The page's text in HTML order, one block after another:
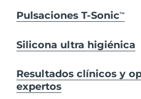
Pulsaciones T-SonicTM
Silicona ultra higiénica
Resultados clínicos y
expertos